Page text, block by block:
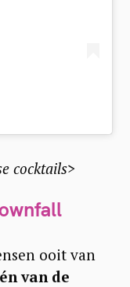
cocktails>
ooit van
van de